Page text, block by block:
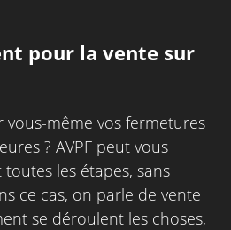
pour la vente sur
vous-même vos fermetures
? AVPF peut vous
les étapes, sans
ce cas, on parle de vente
se déroulent les choses,